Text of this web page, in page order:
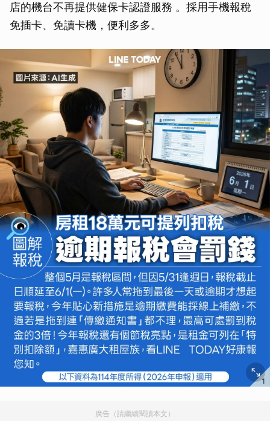
店的機台不再提供健保卡認證服務 。採用手機報稅
免插卡、免讀卡機，便利多多。
廣告（請繼續閱讀本文）